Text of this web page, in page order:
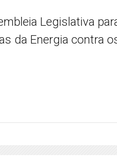
Legislativa
da Energia contra